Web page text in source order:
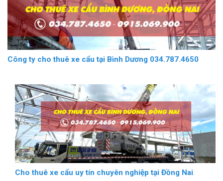
Công ty cho thuê xe cẩu tại Bình Dương 034.787.4650
Cho thuê xe cẩu uy tín chuyên nghiệp tại Đồng Nai